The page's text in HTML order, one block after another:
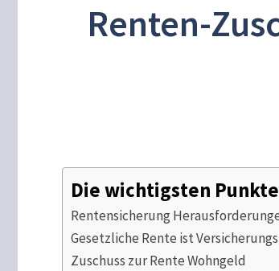
Renten-
Die wichtigsten
Rentensicherung
Gesetzliche Rente ist
Zuschuss zur Rente Wohngeld